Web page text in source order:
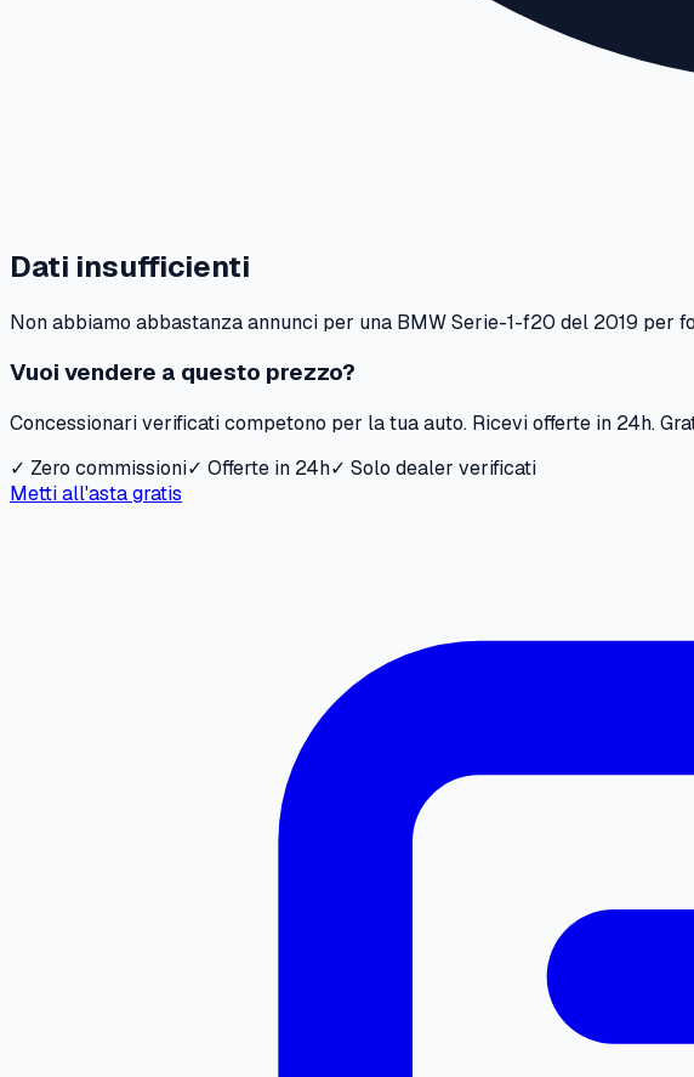
Dati insufficienti
Non abbiamo abbastanza annunci per una BMWSerie-1-f20 del 2019 per
Vuoi vendere a questo prezzo?
Concessionari verificati competono per la tua auto. Ricevi offerte in 24h.
✓ Zero commissioni✓ Offerte in 24h✓ Solo dealer verificati
Metti all'asta gratis